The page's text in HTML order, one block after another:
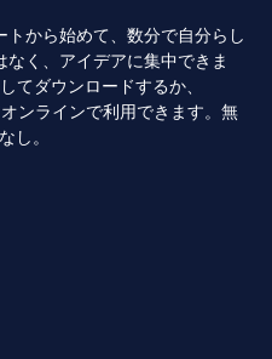
から始めて、数分で自分らし
く、アイデアに集中できま
ダウンロードするか、
ンラインで利用できます。無
し。